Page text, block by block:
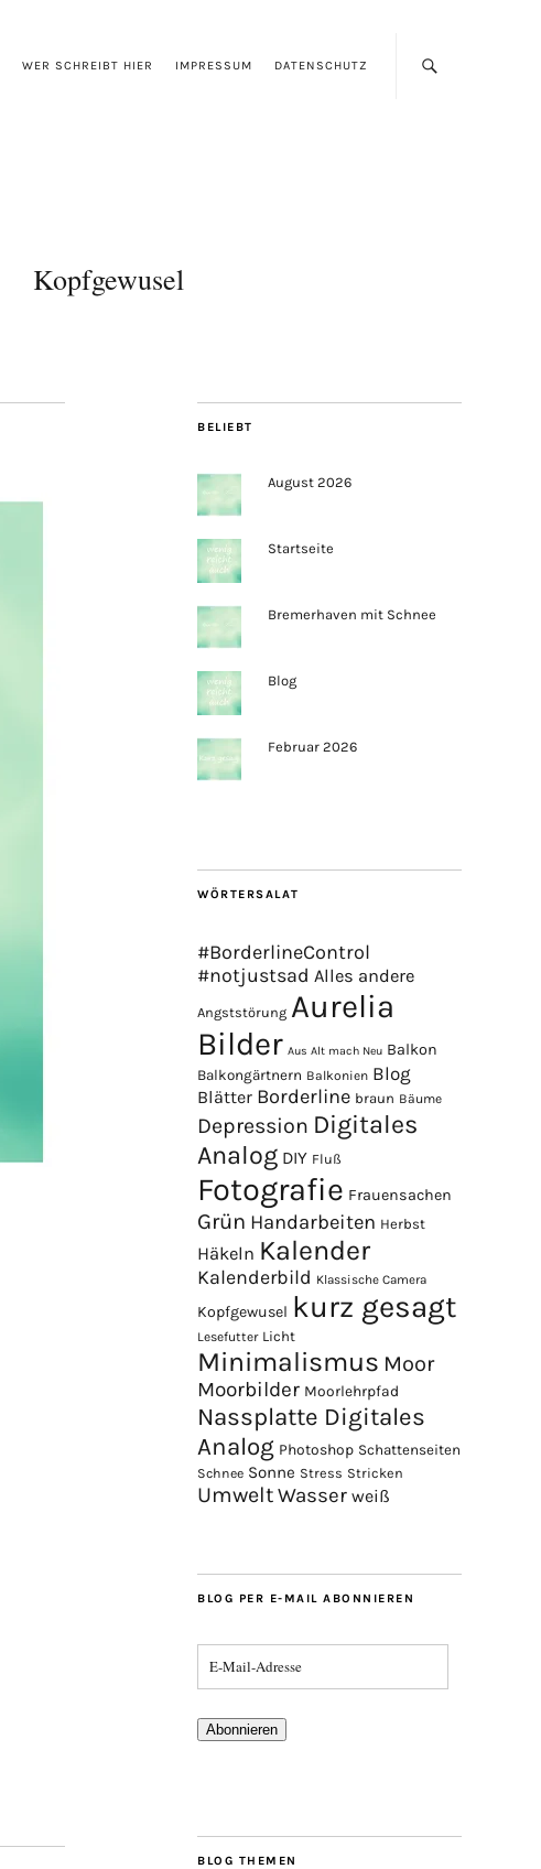
WER SCHREIBT HIER IMPRESSUM DATENSCHUTZ
Kopfgewusel
BELIEBT
August 2026
Startseite
Bremerhaven mit Schnee
Blog
Februar 2026
WÖRTERSALAT
#BorderlineControl
#notjustsad Alles andere
Angststörung Aurelia
Bilder Aus Alt mach Neu Balkon
Balkongärtnern Balkonien Blog
Blätter Borderline braun Bäume
Depression Digitales
Analog DIY Fluß
Fotografie Frauensachen
Grün Handarbeiten Herbst
Häkeln Kalender
Kalenderbild Klassische Camera
Kopfgewusel kurz gesagt
Lesefutter Licht
Minimalismus Moor
Moorbilder Moorlehrpfad
Nassplatte Digitales
Analog Photoshop Schattenseiten
Schnee Sonne Stress Stricken
UmweltWasser weiß
BLOG PER E-MAIL ABONNIEREN
Abonnieren
BLOG THEMEN